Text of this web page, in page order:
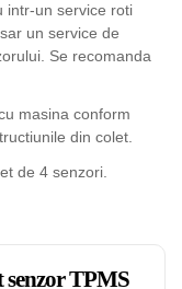
intr-un service roti
un service de
Se recomanda
masina conform
din colet.
de 4 senzori.
senzor TPMS